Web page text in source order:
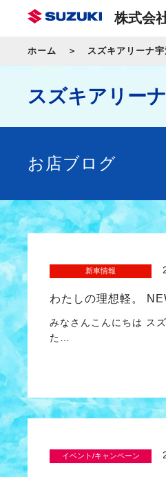
株式会
ホーム スズキアリーナ
スズキアリー
お店ブログ
新車情報
わたしの理想軽。
みなさんこんにちは ス
た…
イベント/キャンペーン